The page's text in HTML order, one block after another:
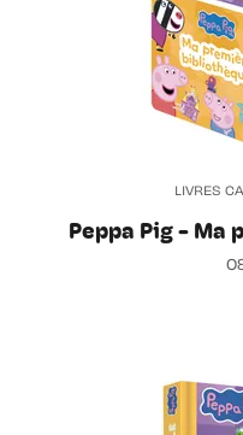
LIVRES
Peppa Pig - Ma